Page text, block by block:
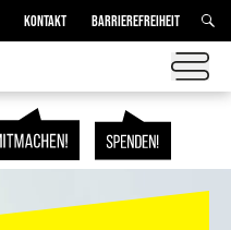
KONTAKT BARRIEREFREIHEIT